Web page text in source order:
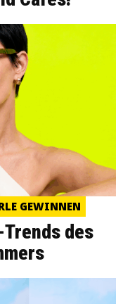
GEWINNEN
des